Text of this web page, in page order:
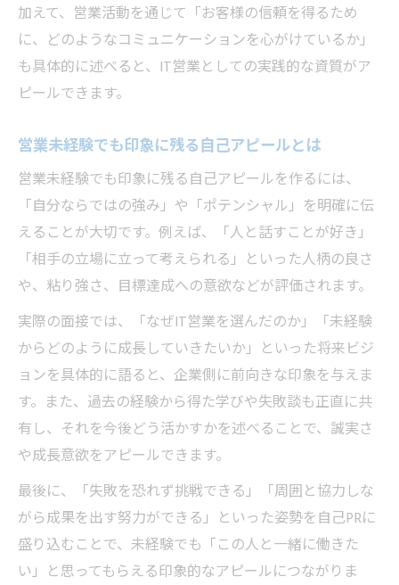
加えて、営業活動を通じて「お客様の信頼を得るため
に、どのようなコミュニケーションを心がけているか」
も具体的に述べると、IT営業としての実践的な資質がア
ピールできます。
営業未経験でも印象に残る自己アピールとは
営業未経験でも印象に残る自己アピールを作るには、
「自分ならではの強み」や「ポテンシャル」を明確に伝
えることが大切です。例えば、「人と話すことが好き」
「相手の立場に立って考えられる」といった人柄の良さ
や、粘り強さ、目標達成への意欲などが評価されます。
実際の面接では、「なぜIT営業を選んだのか」「未経験
からどのように成長していきたいか」といった将来ビジ
ョンを具体的に語ると、企業側に前向きな印象を与えま
す。また、過去の経験から得た学びや失敗談も正直に共
有し、それを今後どう活かすかを述べることで、誠実さ
や成長意欲をアピールできます。
最後に、「失敗を恐れず挑戦できる」「周囲と協力しな
がら成果を出す努力ができる」といった姿勢を自己PRに
盛り込むことで、未経験でも「この人と一緒に働きた
い」と思ってもらえる印象的なアピールにつながりま